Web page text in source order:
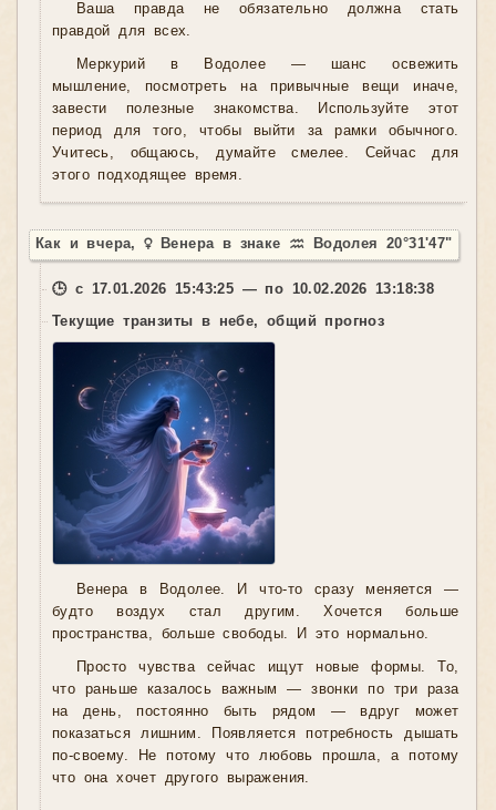
Ваша правда не обязательно должна стать
правдой для всех.
Меркурий в Водолее — шанс освежить
мышление, посмотреть на привычные вещи иначе,
завести полезные знакомства. Используйте этот
период для того, чтобы выйти за рамки обычного.
Учитесь, общаюсь, думайте смелее. Сейчас для
этого подходящее время.
Как и вчера, ♀ Венера в знаке ♒ Водолея 20°31'47"
🕒 с 17.01.2026 15:43:25 — по 10.02.2026 13:18:38
Текущие транзиты в небе, общий прогноз
Венера в Водолее. И что-то сразу меняется —
будто воздух стал другим. Хочется больше
пространства, больше свободы. И это нормально.
Просто чувства сейчас ищут новые формы. То,
что раньше казалось важным — звонки по три раза
на день, постоянно быть рядом — вдруг может
показаться лишним. Появляется потребность дышать
по-своему. Не потому что любовь прошла, а потому
что она хочет другого выражения.